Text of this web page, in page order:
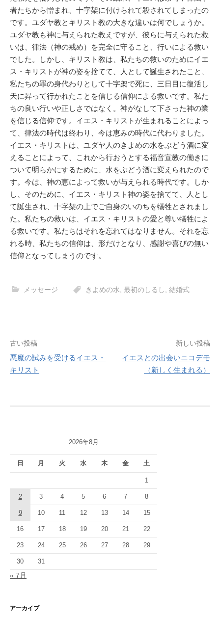
者たちから憎まれ、十字架に付けられて殺されてしまったの
です。ユダヤ教とキリスト教の大きな違いは何でしょうか。
ユダヤ教も神に与えられた教えですが、彼らに与えられた救
いは、律法（神の戒め）を完全に守ること、行いによる救い
でした。しかし、キリスト教は、私たちの救いのためにイエ
ス・キリストが神の姿を捨てて、人として誕生されたこと、
私たちの罪の身代わりとして十字架で死に、三日目に復活し
天に昇って行かれたことを信じる信仰による救いです。私た
ちの良い行いや正しさではなく。神がなして下さった神の業
を信じる信仰です。イエス・キリストが生まれることによっ
て、律法の時代は終わり、今は恵みの時代に代わりました。
イエス・キリストは、ユダヤ人のきよめの水をぶどう酒に変
えることによって、これから行おうとする福音宣教の働きに
ついて明らかにするために、水をぶどう酒に変えられたので
す。今は、神の恵によって救いが与えられる時代です。しか
し、そのために、イエス・キリスト神の姿を捨てて、人とし
て誕生され、十字架の上でご自身のいのちを犠牲とされまし
た。私たちの救いは、イエス・キリストの愛と尊い犠牲によ
る救いです。私たちはそれを忘れてはなりません。それを忘
れる時、私たちの信仰は、形だけとなり、感謝や喜びの無い
信仰となってしまうのです。
メッセージ きよめの水 最初のしるし 結婚式
投
稿
シ
ョ
ン
古い投稿
悪魔の試みを受けるイエス・
キリスト
新しい投稿
イエスとの出会いニコデモ
（新しく生まれる）
2026年8月
日 月 火 水 木 金 土
1
2 3 4 5 6 7 8
9 10 11 12 13 14 15
16 17 18 19 20 21 22
23 24 25 26 27 28 29
30 31
« 7月
アーカイブ